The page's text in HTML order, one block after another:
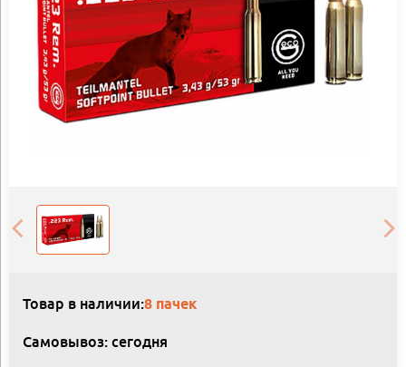
Товар в наличии:8 пачек
Самовывоз: сегодня